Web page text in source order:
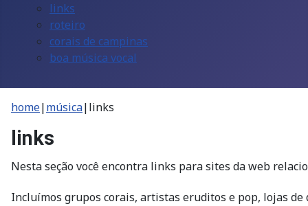
links
roteiro
corais de campinas
boa música vocal
home|música|links
links
Nesta seção você encontra links para sites da web
Incluímos grupos corais, artistas eruditos e pop, lojas de